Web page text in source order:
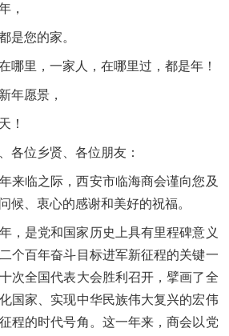
，
是您的家。
哪里，一家人，在哪里过，都是年！
年愿景，
！
各位乡贤、各位朋友：
来临之际，西安市临海商会谨向您及
候、衷心的感谢和美好的祝福。
，是党和国家历史上具有里程碑意义
个百年奋斗目标进军新征程的关键一
次全国代表大会胜利召开，擘画了全
国家、实现中华民族伟大复兴的宏伟
程的时代号角。这一年来，商会以党